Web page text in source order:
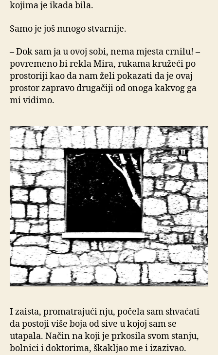
kojima je ikada bila.
Samo je još mnogo stvarnije.
– Dok sam ja u ovoj sobi, nema mjesta crnilu! –
povremeno bi rekla Mira, rukama kružeći po
prostoriji kao da nam želi pokazati da je ovaj
prostor zapravo drugačiji od onoga kakvog ga
mi vidimo.
I zaista, promatrajući nju, počela sam shvaćati
da postoji više boja od sive u kojoj sam se
utapala. Način na koji je prkosila svom stanju,
bolnici i doktorima, škakljao me i izazivao.